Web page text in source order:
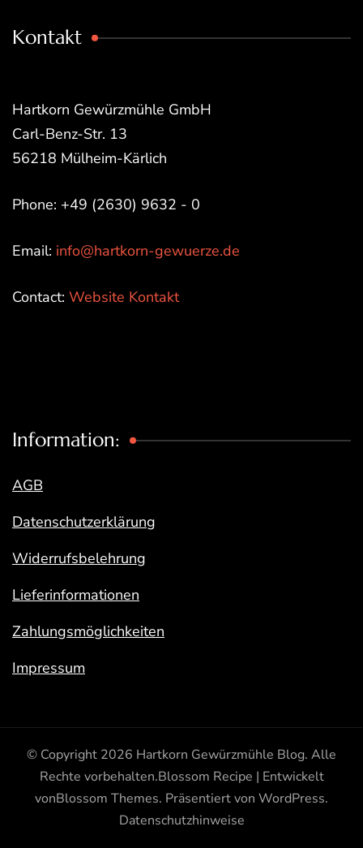
Kontakt
Hartkorn Gewürzmühle GmbH
Carl-Benz-Str. 13
56218 Mülheim-Kärlich
Phone: +49 (2630) 9632 - 0
Email: info@hartkorn-gewuerze.de
Contact: Website Kontakt
Information:
AGB
Datenschutzerklärung
Widerrufsbelehrung
Lieferinformationen
Zahlungsmöglichkeiten
Impressum
© Copyright 2026 Hartkorn Gewürzmühle Blog. Alle
Rechte vorbehalten.Blossom Recipe | Entwickelt
vonBlossom Themes. Präsentiert von WordPress.
Datenschutzhinweise